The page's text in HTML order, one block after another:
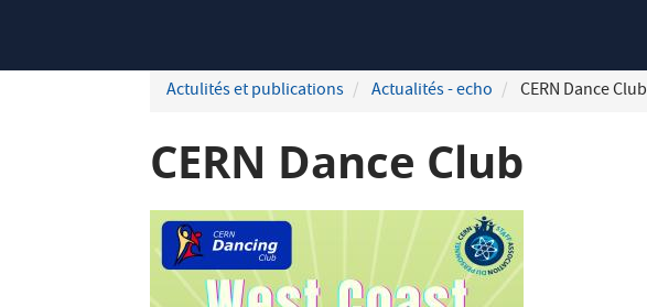
Actulités et publications Actualités - echo CERN Dance Club
CERN Dance Club